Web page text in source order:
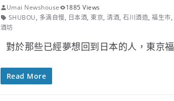
Umai Newshouse
1885 Views
SHUBOU, 多満自慢, 日本酒,東京,清酒,石川酒造,福生市,
酒坊
對於那些已經夢想回到日本的人，東京福
Read More